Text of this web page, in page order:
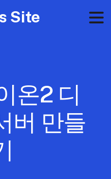
Site
온2 디
버 만들